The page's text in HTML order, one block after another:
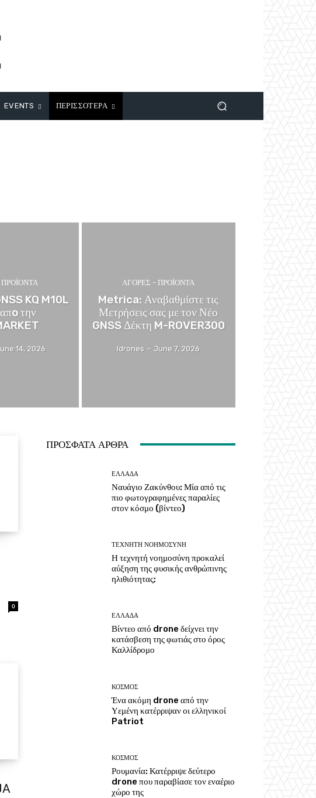
EVENTS ΠΕΡΙΣΣΟΤΕΡΑ
KQ M10L
την
14, 2026
ΑΓΟΡΕΣ - ΠΡΟΪΟΝΤΑ
Metrica: Αναβαθμίστε τις
Μετρήσεις σας με τον Νέο
GNSS Δέκτη M-ROVER300
Idrones - June 7, 2026
0
ΠΡΟΣΦΑΤΑ ΑΡΘΡΑ
ΕΛΛΑΔΑ
Ναυάγιο Ζακύνθου: Μία από τις
πιο φωτογραφημένες παραλίες
στον κόσμο (βίντεο)
ΤΕΧΝΗΤΗ ΝΟΗΜΟΣΥΝΗ
Η τεχνητή νοημοσύνη προκαλεί
αύξηση της φυσικής ανθρώπινης
ηλιθιότητας;
ΕΛΛΑΔΑ
Βίντεο από drone δείχνει την
κατάσβεση της φωτιάς στο όρος
Καλλίδρομο
ΚΟΣΜΟΣ
Ένα ακόμη drone από την
Υεμένη κατέρριψαν οι ελληνικοί
Patriot
ΚΟΣΜΟΣ
Ρουμανία: Κατέρριψε δεύτερο
drone που παραβίασε τον εναέριο
χώρο της